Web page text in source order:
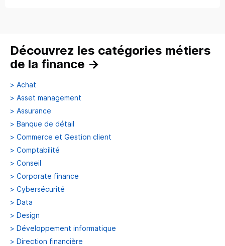
Découvrez les catégories métiers
de la finance →
> Achat
> Asset management
> Assurance
> Banque de détail
> Commerce et Gestion client
> Comptabilité
> Conseil
> Corporate finance
> Cybersécurité
> Data
> Design
> Développement informatique
> Direction financière